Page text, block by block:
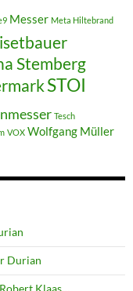
Messer Meta Hiltebrand
Stemberg
STOI
Tesch
VOX Wolfgang Müller
Durian
Klaas…